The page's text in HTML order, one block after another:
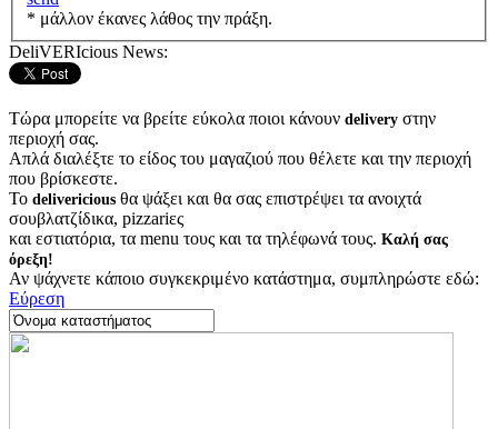
* μάλλον έκανες λάθος την πράξη.
DeliVERIcious News:
Τώρα μπορείτε να βρείτε εύκολα ποιοι κάνουν delivery στην
περιοχή σας.
Απλά διαλέξτε το είδος του μαγαζιού που θέλετε και την περιοχή
που βρίσκεστε.
Το delivericious θα ψάξει και θα σας επιστρέψει τα ανοιχτά
σουβλατζίδικα, pizzariες
και εστιατόρια, τα menu τους και τα τηλέφωνά τους. Καλή σας
όρεξη!
Αν ψάχνετε κάποιο συγκεκριμένο κατάστημα, συμπληρώστε εδώ:
Εύρεση